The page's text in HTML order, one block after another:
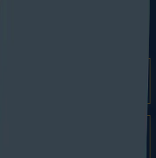
并向上取整至百元。
memo)
priority date)